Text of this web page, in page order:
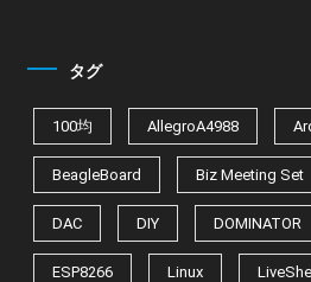
タグ
100均 AllegroA4988
BeagleBoard Biz Meeting Set
DAC DIY DOMINATOR
ESP8266 Linux